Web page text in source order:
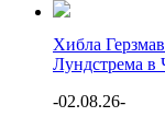
Хибла
Лундстрема в
-02.08.26-